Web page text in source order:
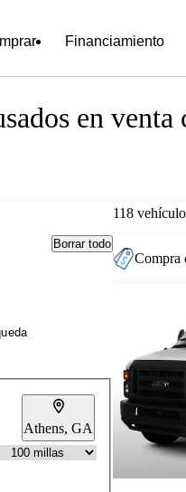
Financiamiento
en venta
Borrar todo
Athens, GA
118
Compra